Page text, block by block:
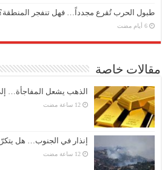
طبول الحرب تُقرع مجدداً… فهل تنفجر
‏6 أيام مضت
مقالات خاصة
الذهب يشعل المفاجأة…
إنذار في الجنوب… هل